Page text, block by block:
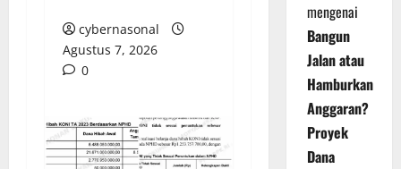
cybernasonal
Agustus 7, 2026
0
mengenai
Bangun
Jalan atau
Hamburkan
Anggaran?
Proyek
Dana